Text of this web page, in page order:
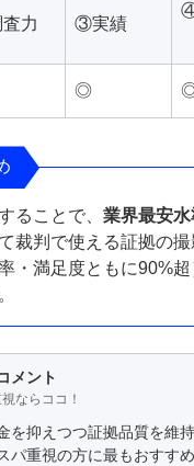
力 ③実績
◎
ることで、 業界最安
裁判で使える証拠の
・満足度ともに90%
メント
ならココ！
を抑えつつ証拠品質を維
パ重視の方に最もおすす